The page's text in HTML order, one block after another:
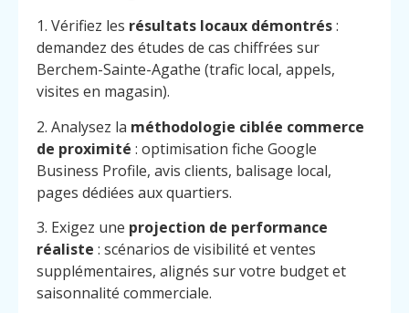
1. Vérifiez les résultats locaux démontrés:
demandez des études de cas chiffrées sur
Berchem-Sainte-Agathe (trafic local, appels,
visites en magasin).
2. Analysez la méthodologie ciblée commerce
de proximité : optimisation fiche Google
Business Profile, avis clients, balisage local,
pages dédiées aux quartiers.
3. Exigez une projection de performance
réaliste : scénarios de visibilité et ventes
supplémentaires, alignés sur votre budget et
saisonnalité commerciale.